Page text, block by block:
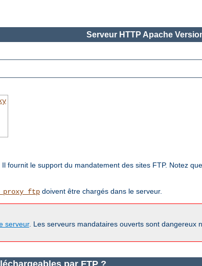
Serveur HTTP Apache
Il fournit le support du mandatement des sites FTP. Notez
doivent être chargés dans le serveur.
serveur. Les serveurs mandataires ouverts sont dangereux